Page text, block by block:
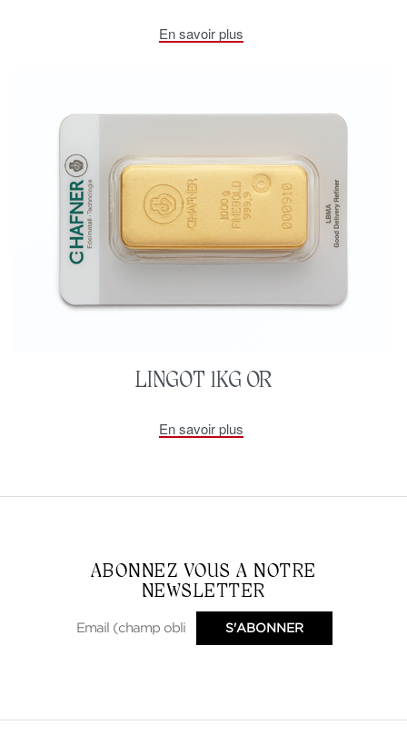
En savoir plus
LINGOT 1KG OR
En savoir plus
ABONNEZ VOUS A NOTRE
NEWSLETTER